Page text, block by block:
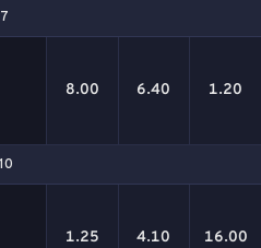
8.00 6.40 1.20
1.25 4.10 16.00